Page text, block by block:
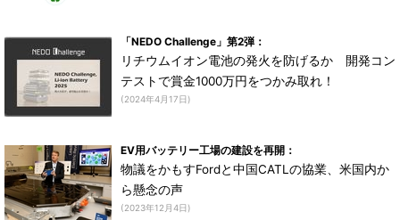
「NEDO Challenge」第2弾：
リチウムイオン電池の発火を防げるか 開発コン
テストで賞金1000万円をつかみ取れ！
(2024年4月17日)
EV用バッテリー工場の建設を再開：
物議をかもすFordと中国CATLの協業、米国内か
ら懸念の声
(2023年12月4日)